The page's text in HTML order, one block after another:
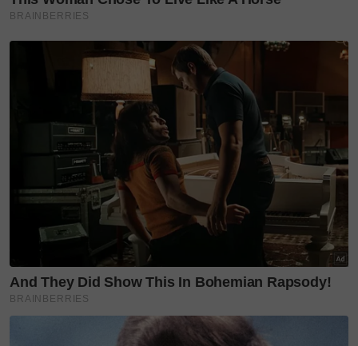
"Saya berharap semua anak seni dalam industri
terus bersatu. Muzik kita sangat luas dan kaya, jadi
kalau kita saling menyokong, martabat muzik
tempatan pasti dapat diangkat lebih tinggi," katanya
Layari portalSinarPlus untuk info terkini dan bermanfaat!
Jangan lupa follow kami di Facebook, Instagram,Threads,
Twitter,YouTube& TikTok . Join grup Telegram kami
untuk info dan kisah penuh inspirasi
Jangan lupa dapatkan promosi istimewa
MAKANAN
KUCING TOMKRAFyang kini sudah berada di 37
cawangan KK Super Mart terpilih di Shah Alam atau beli
secara online di platform